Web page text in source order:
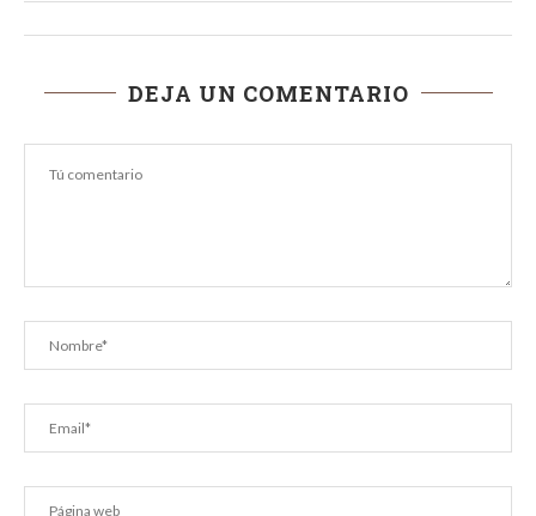
DEJA UN COMENTARIO